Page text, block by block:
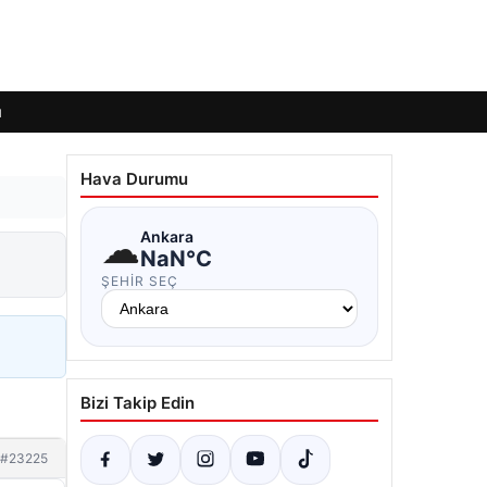
#23225
Hava Durumu
☁Ankara
NaN°C
ŞEHIR SEÇ
Bizi Takip Edin